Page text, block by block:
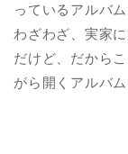
っているアルバム
わざわざ、実家
だけど、だから
がら開くアルバム